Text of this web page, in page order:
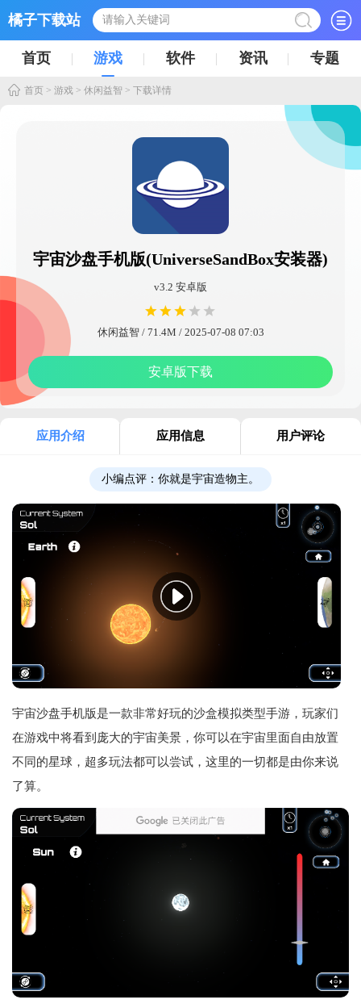
橘子下载站
首页 游戏 软件 资讯 专题
首页 > 游戏 > 休闲益智 > 下载详情
宇宙沙盘手机版(UniverseSandBox安装器)
v3.2 安卓版
休闲益智 / 71.4M / 2025-07-08 07:03
安卓版下载
应用介绍 应用信息 用户评论
小编点评： 你就是宇宙造物主。
宇宙沙盘手机版是一款非常好玩的沙盒模拟类型手游，玩家们
在游戏中将看到庞大的宇宙美景，你可以在宇宙里面自由放置
不同的星球，超多玩法都可以尝试，这里的一切都是由你来说
了算。